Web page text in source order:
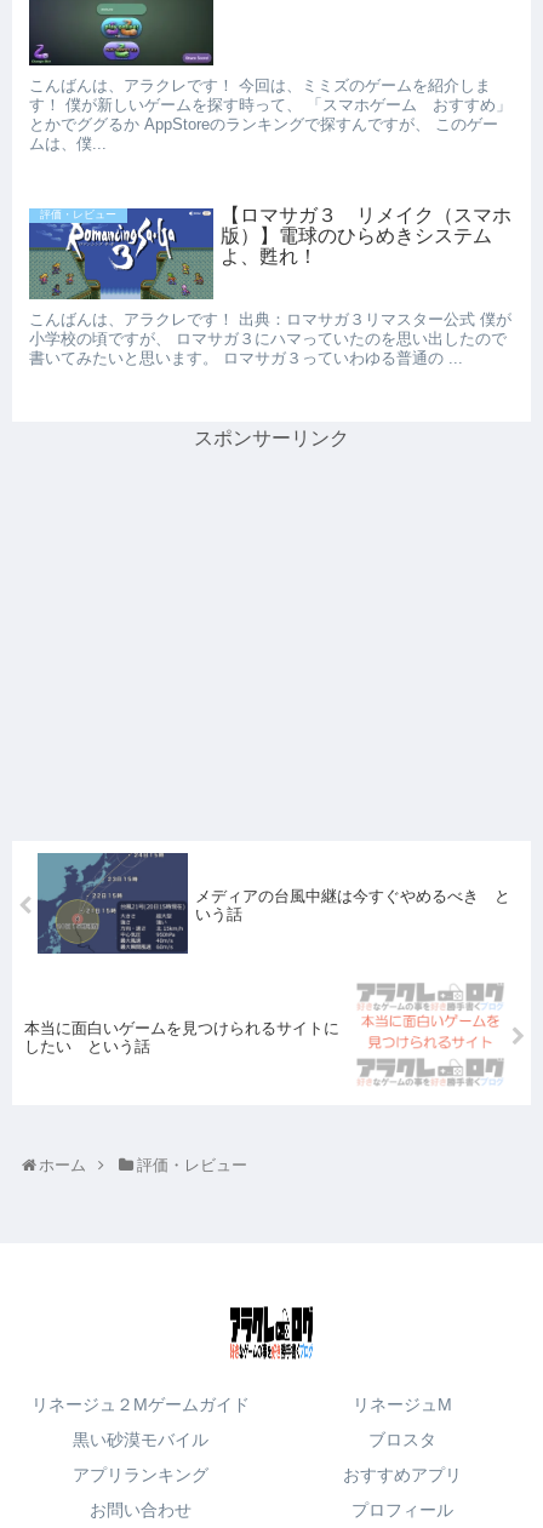
こんばんは、アラクレです！ 今回は、ミミズのゲームを紹介しま
す！ 僕が新しいゲームを探す時って、 「スマホゲーム おすすめ」
とかでググるか AppStoreのランキングで探すんですが、 このゲー
ムは、僕...
評価・レビュー
【ロマサガ３ リメイク（スマホ
版）】電球のひらめきシステム
よ、甦れ！
こんばんは、アラクレです！ 出典：ロマサガ３リマスター公式 僕が
小学校の頃ですが、 ロマサガ３にハマっていたのを思い出したので
書いてみたいと思います。 ロマサガ３っていわゆる普通の ...
スポンサーリンク
メディアの台風中継は今すぐやめるべき と
いう話
本当に面白いゲームを見つけられるサイトに
したい という話
ホーム 評価・レビュー
リネージュ２Mゲームガイド
リネージュM
黒い砂漠モバイル
ブロスタ
アプリランキング
おすすめアプリ
お問い合わせ
プロフィール